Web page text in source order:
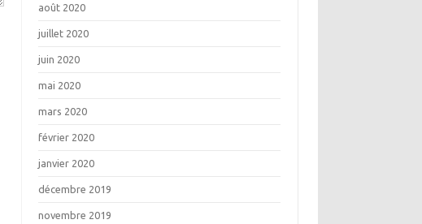
août 2020
juillet 2020
juin 2020
mai 2020
mars 2020
février 2020
janvier 2020
décembre 2019
novembre 2019